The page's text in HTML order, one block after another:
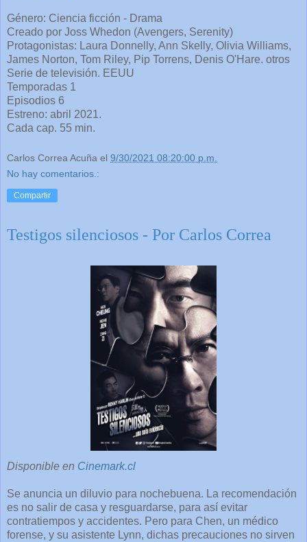
Género: Ciencia ficción - Drama
Creado por Joss Whedon (Avengers, Serenity)
Protagonistas: Laura Donnelly, Ann Skelly, Olivia Williams,
James Norton, Tom Riley, Pip Torrens, Denis O'Hare. otros
Serie de televisión. EEUU
Temporadas 1
Episodios 6
Estreno: abril 2021.
Cada cap. 55 min.
Carlos Correa Acuña el 9/30/2021 08:20:00 p.m.
No hay comentarios.:
Compartir
Testigos silenciosos - Por Carlos Correa
Disponible en Cinemark.cl
Se anuncia un diluvio para nochebuena. La recomendación
es no salir de casa y resguardarse, para así evitar
contratiempos y accidentes. Pero para Chen, un médico
forense, y su asistente Lynn, dichas precauciones no sirven